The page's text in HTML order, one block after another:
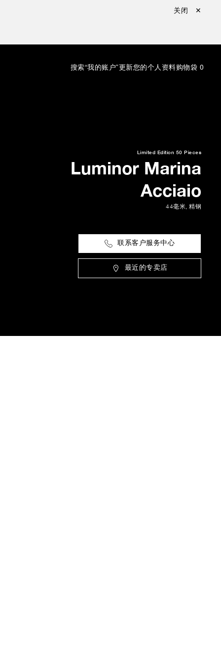
关闭 ✕
搜索“我的账户”更新您的个人资料购物袋 0
Limited Edition 50 Pieces
Luminor Marina
Acciaio
44毫米 精钢
联系客户服务中心
最近的专卖店